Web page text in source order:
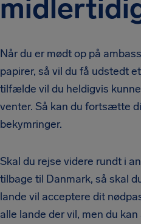
Når du er mødt op på
papirer, så vil du få udstedt
tilfælde vil du heldigvis
venter. Så kan du fortsætte
bekymringer.
Skal du rejse videre rundt i
tilbage til Danmark, så skal
lande vil acceptere dit
alle lande der vil, men du